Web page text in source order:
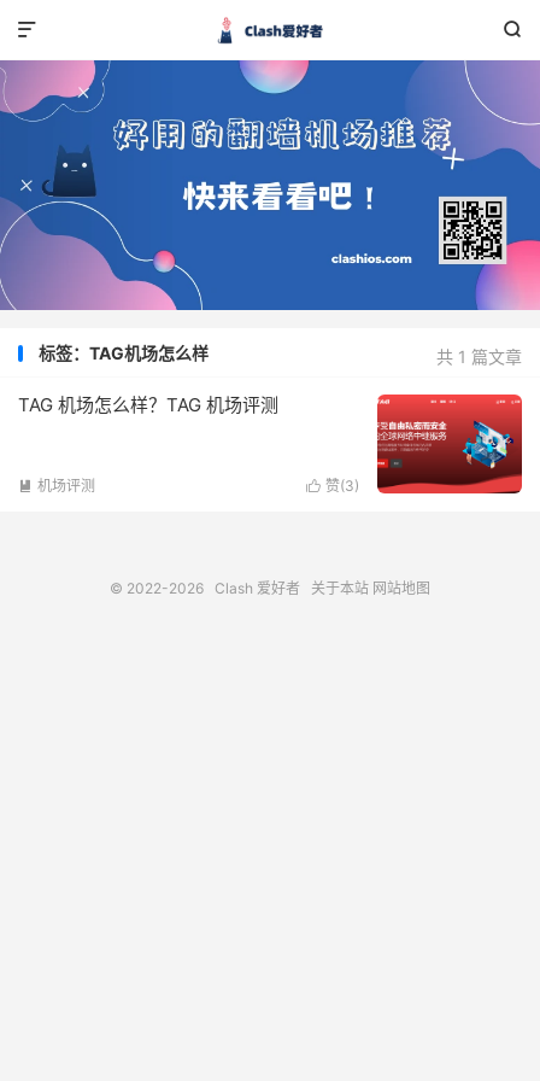


共 1 篇文章
标签：TAG机场怎么样
TAG 机场怎么样？TAG 机场评测
 赞(3)
 机场评测
© 2022-2026 Clash 爱好者 关于本站 网站地图